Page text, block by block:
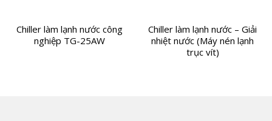
Chiller làm lạnh nước công
nghiệp TG-25AW
Chiller làm lạnh nước – Giải
nhiệt nước (Máy nén lạnh
trục vít)